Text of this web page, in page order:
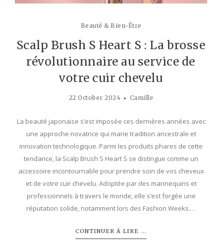
Beauté & Bien-Être
Scalp Brush S Heart S : La brosse
révolutionnaire au service de
votre cuir chevelu
22 October 2024 Camille
La beauté japonaise s’est imposée ces dernières années avec
une approche novatrice qui marie tradition ancestrale et
innovation technologique. Parmi les produits phares de cette
tendance, la Scalp Brush S Heart S se distingue comme un
accessoire incontournable pour prendre soin de vos cheveux
et de votre cuir chevelu. Adoptée par des mannequins et
professionnels à travers le monde, elle s’est forgée une
réputation solide, notamment lors des Fashion Weeks.…
CONTINUER À LIRE ...